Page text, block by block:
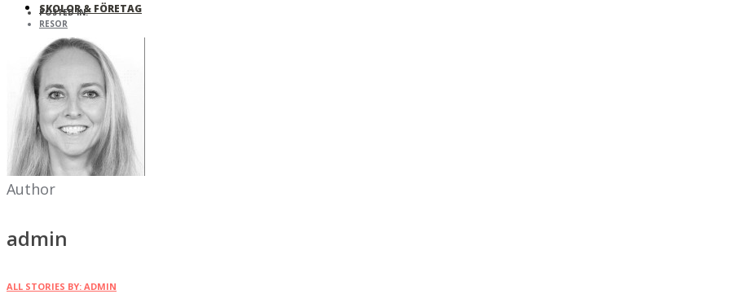
SKOLOR & FÖRETAG
MIN ROMAN!
POSTED IN:
RESOR
Author
admin
ALL STORIES BY: ADMIN